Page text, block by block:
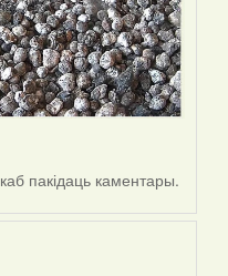
каб пакідаць каментары.